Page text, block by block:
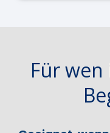
Für wen